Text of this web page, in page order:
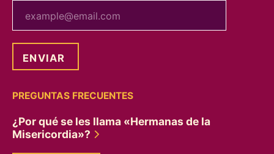
PREGUNTAS FRECUENTES
¿Por qué se les llama «Hermanas de la
Misericordia»?